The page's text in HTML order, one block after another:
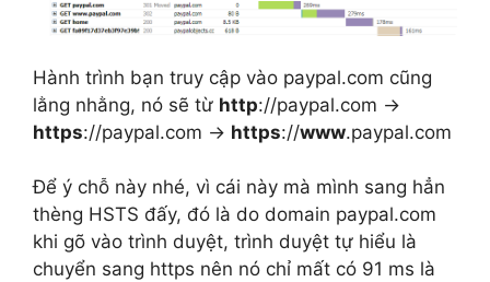
Hành trình bạn truy cập vào paypal.com cũng
lằng nhằng, nó sẽ từ http://paypal.com ->
https://paypal.com -> https://www.paypal.com
Để ý chỗ này nhé, vì cái này mà mình sang hẳn
thèng HSTS đấy, đó là do domain paypal.com
khi gõ vào trình duyệt, trình duyệt tự hiểu là
chuyển sang https nên nó chỉ mất có 91 ms là